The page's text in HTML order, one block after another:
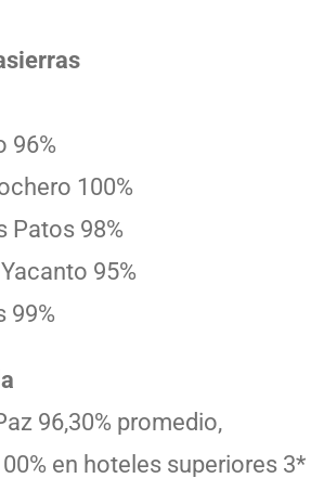
96%
100%
Patos 98%
95%
99%
96,30% promedio,
en hoteles superiores 3*